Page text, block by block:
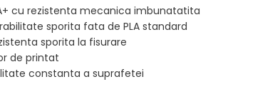
cu rezistenta mecanica imbunatatita
sporita fata de PLA standard
sporita la fisurare
de printat
constanta a suprafetei